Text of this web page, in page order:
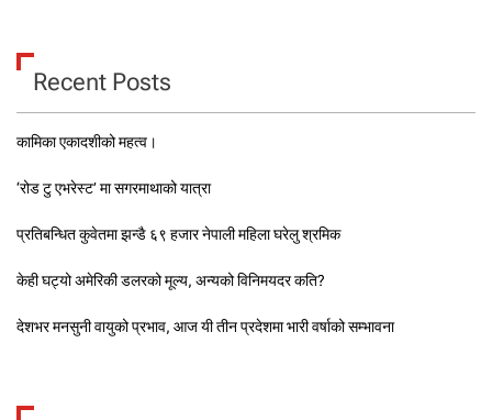
Recent Posts
कामिका एकादशीको महत्व।
‘रोड टु एभरेस्ट’ मा सगरमाथाको यात्रा
प्रतिबन्धित कुवेतमा झन्डै ६९ हजार नेपाली महिला घरेलु श्रमिक
केही घट्यो अमेरिकी डलरको मूल्य, अन्यको विनिमयदर कति?
देशभर मनसुनी वायुको प्रभाव, आज यी तीन प्रदेशमा भारी वर्षाको सम्भावना